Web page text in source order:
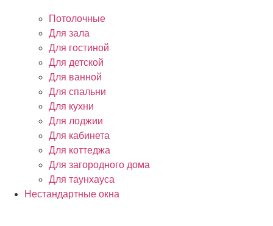
Потолочные
Для зала
Для гостиной
Для детской
Для ванной
Для спальни
Для кухни
Для лоджии
Для кабинета
Для коттеджа
Для загородного дома
Для таунхауса
Нестандартные окна